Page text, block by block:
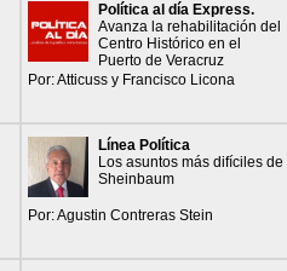
Política al día Express.
Avanza la rehabilitación del
Centro Histórico en el
Puerto de Veracruz
Por: Atticuss y Francisco Licona
Línea Política
Los asuntos más difíciles de
Sheinbaum
Por: Agustin Contreras Stein